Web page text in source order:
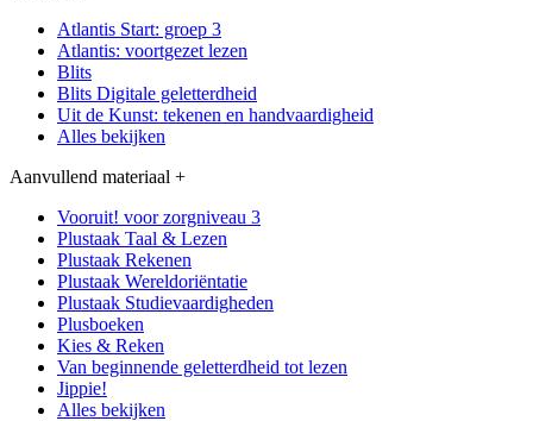
Atlantis Start: groep 3
Atlantis: voortgezet lezen
Blits
Blits Digitale geletterdheid
Uit de Kunst: tekenen en handvaardigheid
Alles bekijken
Aanvullend materiaal +
Vooruit! voor zorgniveau 3
Plustaak Taal & Lezen
Plustaak Rekenen
Plustaak Wereldoriëntatie
Plustaak Studievaardigheden
Plusboeken
Kies & Reken
Van beginnende geletterdheid tot lezen
Jippie!
Alles bekijken